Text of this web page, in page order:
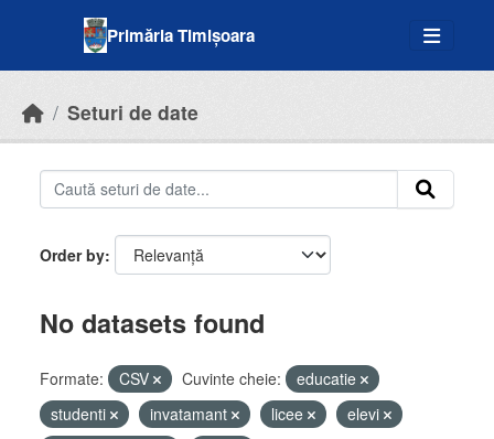
Primăria Timișoara
Seturi de date
Order by
No datasets found
Formate: CSV Cuvinte cheie:
educatie
studenti
invatamant licee
elevi